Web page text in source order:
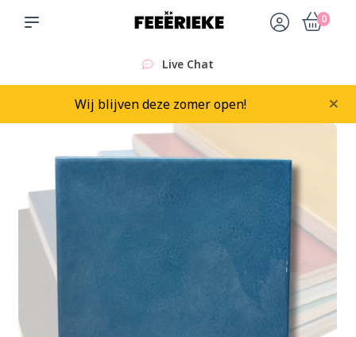
0
Live Chat
Wij blijven deze zomer open! ×